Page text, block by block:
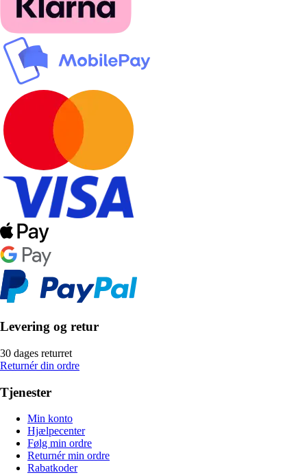
Levering og retur
30 dages returret
Returnér din ordre
Tjenester
Min konto
Hjælpecenter
Følg min ordre
Returnér min ordre
Rabatkoder